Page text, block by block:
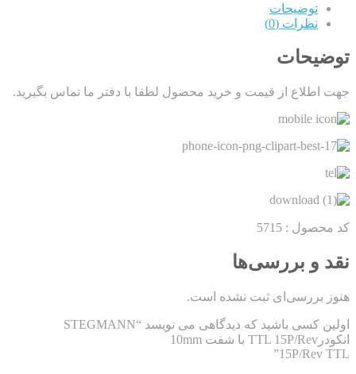
توضیحات
نظرات (0)
توضیحات
جهت اطلاع از قیمت و خرید محصول لطفا با دفتر ما تماس بگیرید.
کد محصول : 5715
نقد و بررسی‌ها
هنوز بررسی‌ای ثبت نشده است.
اولین کسی باشید که دیدگاهی می نویسد “STEGMANN
انکودرTTL 15P/Rev با شفت 10mm
15P/Rev TTL”